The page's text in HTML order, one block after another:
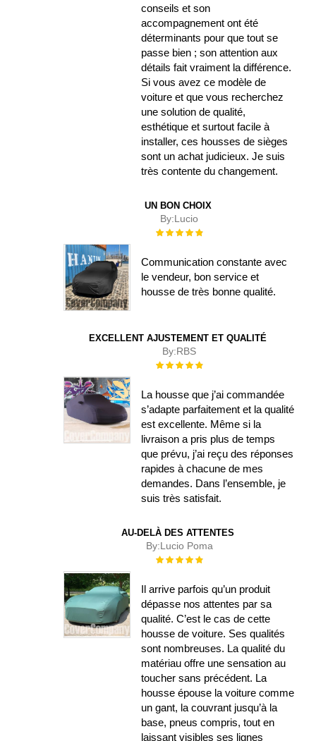
conseils et son
accompagnement ont été
déterminants pour que tout se
passe bien ; son attention aux
détails fait vraiment la différence.
Si vous avez ce modèle de
voiture et que vous recherchez
une solution de qualité,
esthétique et surtout facile à
installer, ces housses de sièges
sont un achat judicieux. Je suis
très contente du changement.
UN BON CHOIX
By:Lucio
Évaluation :
Communication constante avec
le vendeur, bon service et
housse de très bonne qualité.
EXCELLENT AJUSTEMENT ET QUALITÉ
By:RBS
Évaluation :
La housse que j’ai commandée
s’adapte parfaitement et la qualité
est excellente. Même si la
livraison a pris plus de temps
que prévu, j’ai reçu des réponses
rapides à chacune de mes
demandes. Dans l’ensemble, je
suis très satisfait.
AU-DELÀ DES ATTENTES
By:Lucio Poma
Évaluation :
Il arrive parfois qu’un produit
dépasse nos attentes par sa
qualité. C’est le cas de cette
housse de voiture. Ses qualités
sont nombreuses. La qualité du
matériau offre une sensation au
toucher sans précédent. La
housse épouse la voiture comme
un gant, la couvrant jusqu’à la
base, pneus compris, tout en
laissant visibles ses lignes